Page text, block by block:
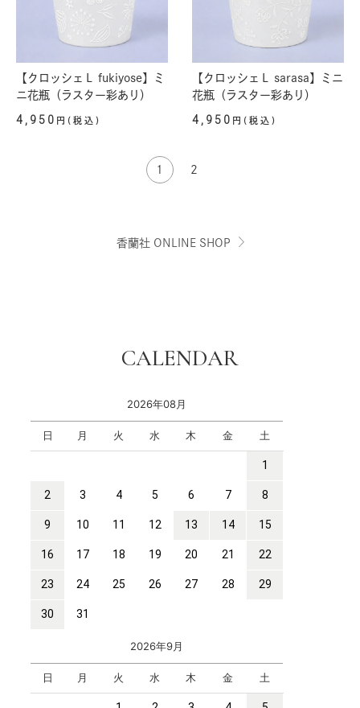
【クロッシェＬ fukiyose】ミ
ニ花瓶（ラスター彩あり）
4,950 円(税込)
【クロッシェＬ sarasa】ミニ
花瓶（ラスター彩あり）
4,950 円(税込)
1 2
香蘭社 ONLINE SHOP
CALENDAR